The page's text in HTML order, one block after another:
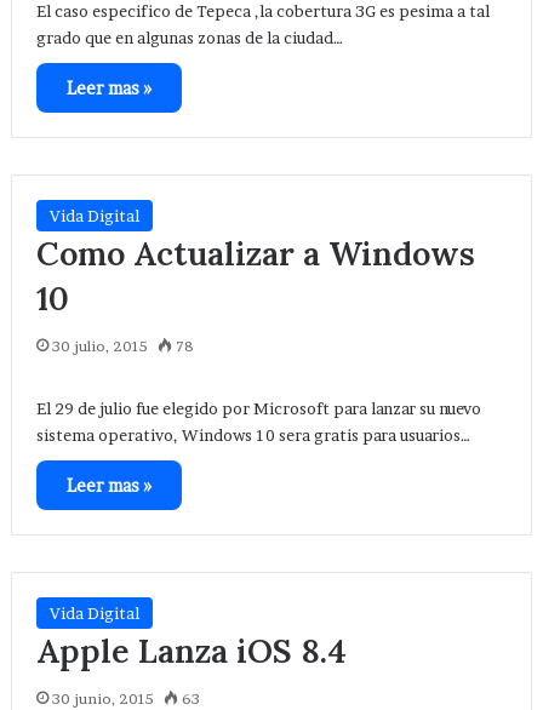
El caso especifico de Tepeca ,la cobertura 3G es pesima a tal
grado que en algunas zonas de la ciudad…
Leer mas »
Vida Digital
Como Actualizar a Windows
10
30 julio, 2015 78
El 29 de julio fue elegido por Microsoft para lanzar su nuevo
sistema operativo, Windows 10 sera gratis para usuarios…
Leer mas »
Vida Digital
Apple Lanza iOS 8.4
30 junio, 2015 63